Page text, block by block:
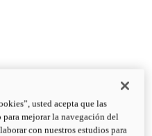
desde: 13.190€
i
más
usted acepta que las
mejorar la navegación del
con nuestros estudios para